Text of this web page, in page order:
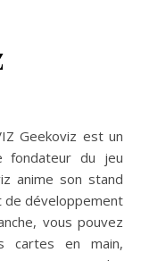
du jeu
anime son stand
de développement
vous pouvez
cartes en main,